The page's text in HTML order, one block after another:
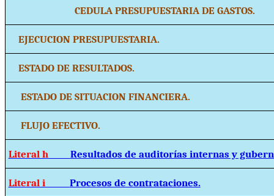
CEDULA PRESUPUESTARIA DE GASTOS.
EJECUCION PRESUPUESTARIA.
ESTADO DE RESULTADOS.
ESTADO DE SITUACION FINANCIERA.
FLUJO EFECTIVO.
Literal h Resultados de auditorías internas y
Literal i Procesos de contrataciones.